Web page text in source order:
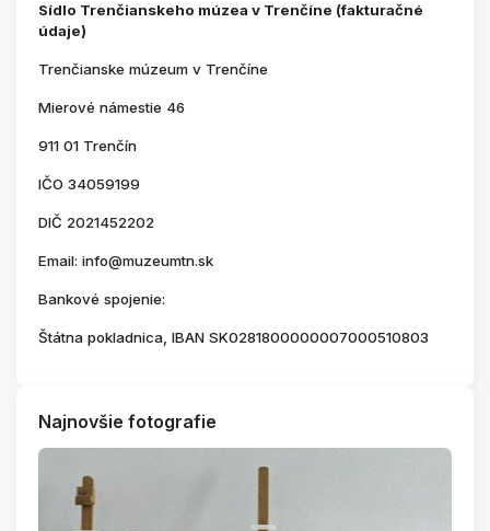
Sídlo Trenčianskeho múzea v Trenčíne (fakturačné
údaje)
Trenčianske múzeum v Trenčíne
Mierové námestie 46
911 01 Trenčín
IČO 34059199
DIČ 2021452202
Email: info@muzeumtn.sk
Bankové spojenie:
Štátna pokladnica, IBAN SK0281800000007000510803
Najnovšie fotografie